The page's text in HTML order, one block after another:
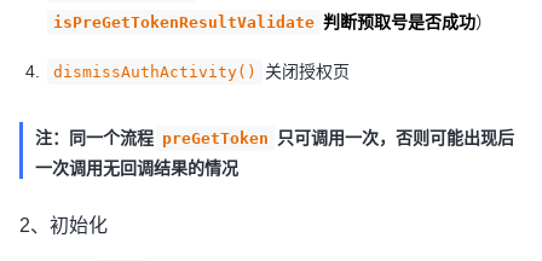
isPreGetTokenResultValidate 判断预取号是否成功）
dismissAuthActivity() 关闭授权页
注：同一个流程 preGetToken
只可调用一次，否则可能出现后
一次调用无回调结果的情况
2、初始化